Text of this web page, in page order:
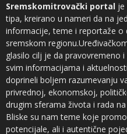
Sremskomitrovački portal je
tipa, kreirano u nameri da na
informacije, teme i reportaže o
sremskom
glasilo cilj je da pravovremeno
svim informacijama i
doprineli boljem razumevanju
privrednoj, ekonomskoj,
drugim sferama života i rada
Bliske su nam teme koje
potencijale, ali i autentične